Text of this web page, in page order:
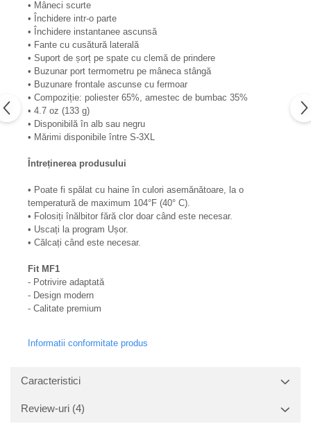
• Mâneci scurte
• Închidere intr-o parte
• Închidere instantanee ascunsă
• Fante cu cusătură laterală
• Suport de șorț pe spate cu clemă de prindere
• Buzunar port termometru pe mâneca stângă
• Buzunare frontale ascunse cu fermoar
• Compoziție: poliester 65%, amestec de bumbac 35%
• 4.7 oz (133 g)
• Disponibilă în alb sau negru
• Mărimi disponibile între S-3XL
Întreținerea produsului
• Poate fi spălat cu haine în culori asemănătoare, la o
temperatură de maximum 104°F (40° C).
• Folosiți înălbitor fără clor doar când este necesar.
• Uscați la program Ușor.
• Călcați când este necesar.
Fit MF1
- Potrivire adaptată
- Design modern
- Calitate premium
Informatii conformitate produs
Caracteristici
Review-uri (4)